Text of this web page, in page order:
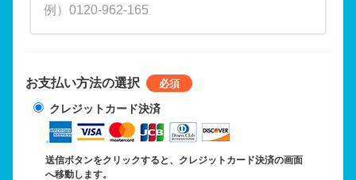
お支払い方法の選択
クレジットカード決済
送信ボタンをクリックすると、クレジットカード決済の画面
へ移動します。